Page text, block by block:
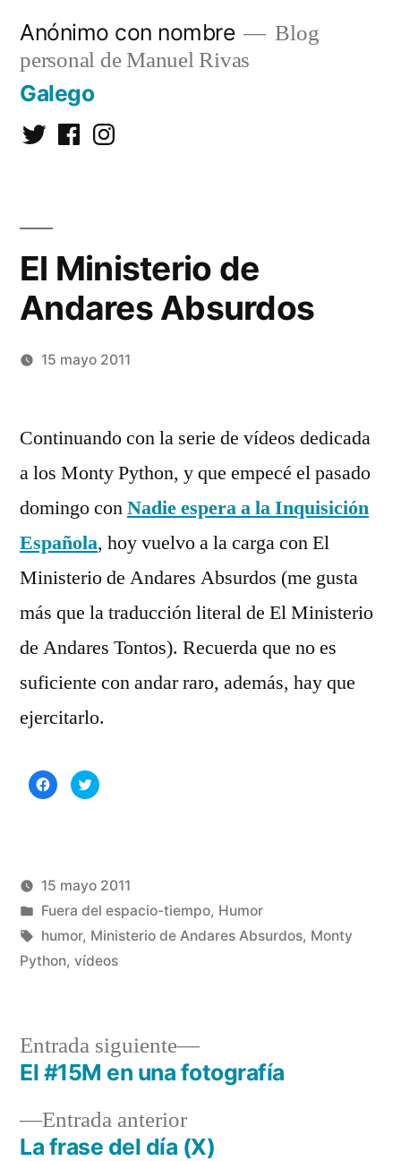
contenido
Anónimo con nombre
Blog
personal de Manuel Rivas
Galego
TwitterFacebookInstagram
El Ministerio de
Andares Absurdos
Álvarez
15 mayo 2011
El
Ministerio
Andares
Absurdos
Continuando con la serie de vídeos dedicada
a los Monty Python, y que empecé el pasado
domingo conNadie espera a la Inquisición
Española, hoy vuelvo a la carga con El
Ministerio de Andares Absurdos (me gusta
más que la traducción literal de El Ministerio
de Andares Tontos). Recuerda que no es
suficiente con andar raro, además, hay que
ejercitarlo.
Haz
clic
una
ventana
Haz
clic
una
ventana
Publicado
por
Manuel
Rivas
Álvarez
15 mayo 2011
Publicado
en
Fuera del espacio-tiempo, Humor
Etiquetas:
humor, Ministerio de Andares Absurdos, Monty
Python, vídeos
Navegación
deEntrada anteriorEntrada
anterior:
La frase del día (X)
Entrada siguiente
Entrada
siguiente:
El #15M en una fotografía